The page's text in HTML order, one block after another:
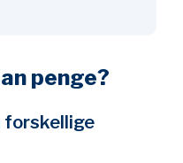
penge?
forskellige